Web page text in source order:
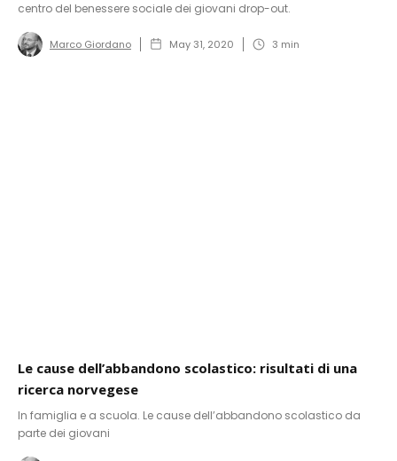
centro del benessere sociale dei giovani drop-out.
Marco Giordano May 31, 2020 3 min
Le cause dell’abbandono scolastico: risultati di una
ricerca norvegese
In famiglia e a scuola. Le cause dell’abbandono scolastico da
parte dei giovani